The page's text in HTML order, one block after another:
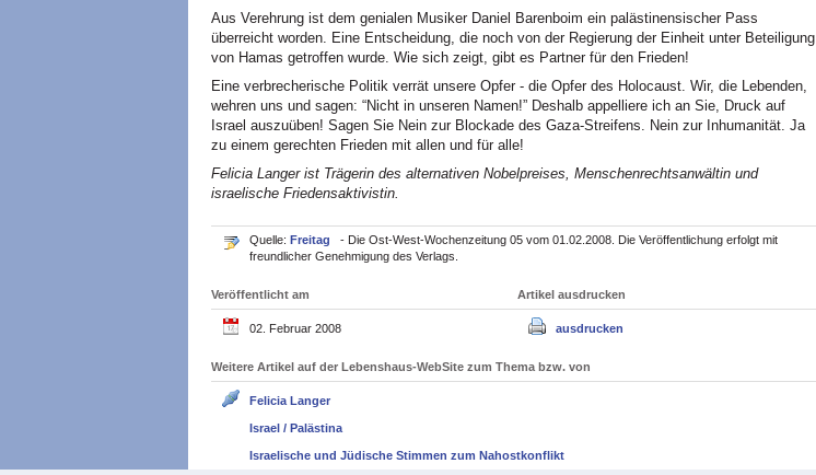
Aus Verehrung ist dem genialen Musiker Daniel Barenboim ein palästinensischer Pass
überreicht worden. Eine Entscheidung, die noch von der Regierung der Einheit unter Beteiligung
von Hamas getroffen wurde. Wie sich zeigt, gibt es Partner für den Frieden!
Eine verbrecherische Politik verrät unsere Opfer - die Opfer des Holocaust. Wir, die Lebenden,
wehren uns und sagen: “Nicht in unseren Namen!” Deshalb appelliere ich an Sie, Druck auf
Israel auszuüben! Sagen Sie Nein zur Blockade des Gaza-Streifens. Nein zur Inhumanität. Ja
zu einem gerechten Frieden mit allen und für alle!
Felicia Langer ist Trägerin des alternativen Nobelpreises, Menschenrechtsanwältin und
israelische Friedensaktivistin.
Quelle: Freitag
- Die Ost-West-Wochenzeitung 05 vom 01.02.2008. Die Veröffentlichung erfolgt mit
freundlicher Genehmigung des Verlags.
Veröffentlicht am
02. Februar 2008
Artikel ausdrucken
ausdrucken
Weitere Artikel auf der Lebenshaus-WebSite zum Thema bzw. von
Felicia Langer
Israel / Palästina
Israelische und Jüdische Stimmen zum Nahostkonflikt